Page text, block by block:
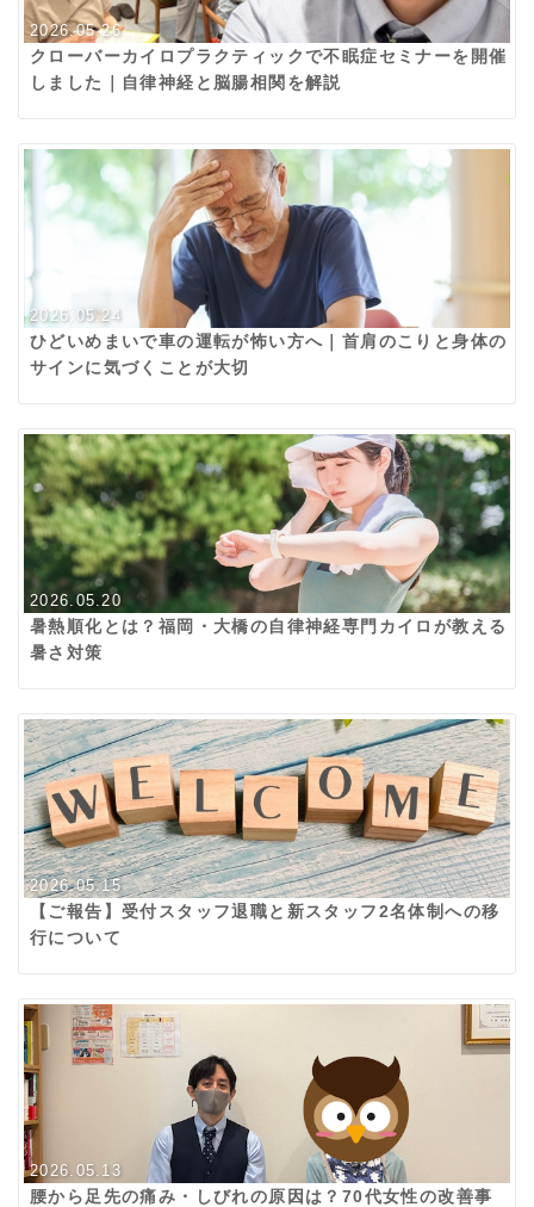
2026.05.26
クローバーカイロプラクティックで不眠症セミナーを開催
しました｜自律神経と脳腸相関を解説
2026.05.24
ひどいめまいで車の運転が怖い方へ｜首肩のこりと身体の
サインに気づくことが大切
2026.05.20
暑熱順化とは？福岡・大橋の自律神経専門カイロが教える
暑さ対策
2026.05.15
【ご報告】受付スタッフ退職と新スタッフ2名体制への移
行について
2026.05.13
腰から足先の痛み・しびれの原因は？70代女性の改善事